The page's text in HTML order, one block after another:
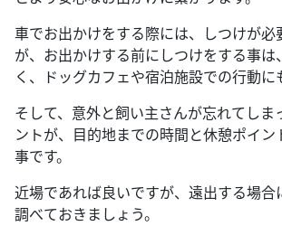
車でお出かけをする際には、しつけが必
が、お出かけする前にしつけをする事は
く、ドッグカフェや宿泊施設での行動に
そして、意外と飼い主さんが忘れてしま
ントが、目的地までの時間と休憩ポイン
事です。
近場であれば良いですが、遠出する場合
調べておきましょう。